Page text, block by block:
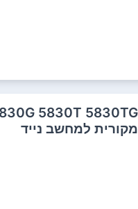
מקורית למחשב נייד